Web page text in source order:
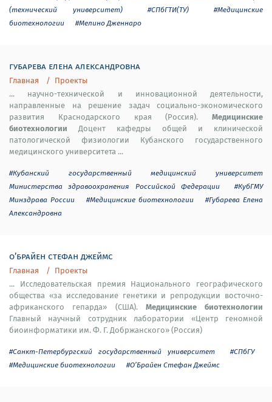
(технический университет)
#СПбГТИ(ТУ)
#Медицинские
биотехнологии
#Мелино Дженнаро
губарева елена александровна
Главная
Проекты
... научно-технической и инновационной деятельности,
направленные на решение задач социально-экономического
развития Краснодарского края (Россия). Медицинские
биотехнологии Доцент кафедры общей и клинической
патологической физиологии Кубанского государственного
медицинского университета ...
#Кубанский государственный медицинский университет
Министерства здравоохранения Российской Федерации
#КубГМУ
Минздрава России
#Медицинские биотехнологии
#Губарева Елена
Александровна
о’брайен стефан джеймс
Главная
Проекты
... Исследовательская премия Национального географического
общества «за исследование генетики и репродукции восточно-
африканского гепарда» (США). Медицинские биотехнологии
Главный научный сотрудник лаборатории «Центр геномной
биоинформатики им. Ф. Г. Добржанского» (Россия)
#Санкт-Петербургский государственный университет
#СПбГУ
#Медицинские биотехнологии
#О’Брайен Стефан Джеймс